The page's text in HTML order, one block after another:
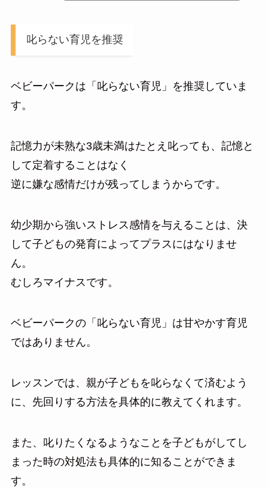
叱らない育児を推奨
ベビーパークは「叱らない育児」を推奨していま
す。
記憶力が未熟な3歳未満はたとえ叱っても、記憶と
して定着することはなく
逆に嫌な感情だけが残ってしまうからです。
幼少期から強いストレス感情を与えることは、決
して子どもの発育によってプラスにはなりませ
ん。
むしろマイナスです。
ベビーパークの「叱らない育児」は甘やかす育児
ではありません。
レッスンでは、親が子どもを叱らなくて済むよう
に、先回りする方法を具体的に教えてくれます。
また、叱りたくなるようなことを子どもがしてし
まった時の対処法も具体的に知ることができま
す。